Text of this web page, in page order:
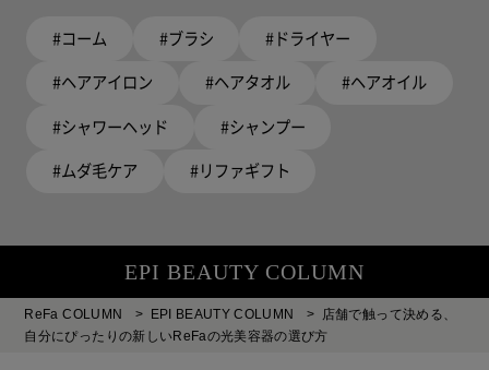
#コーム #ブラシ #ドライヤー
#ヘアアイロン #ヘアタオル #ヘアオイル
#シャワーヘッド #シャンプー
#ムダ毛ケア #リファギフト
EPI BEAUTY COLUMN
ReFa COLUMN > EPI BEAUTY COLUMN >
店舗で触って決める、
自分にぴったりの新しいReFaの光美容器の選び方